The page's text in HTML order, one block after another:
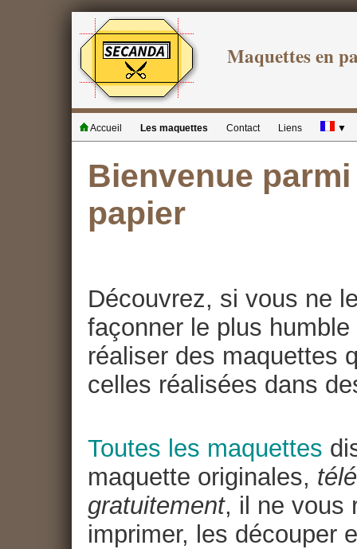
Maquettes en
Accueil Les maquettes Contact Liens ▼
Bienvenue
papier
Découvrez, si vous ne
façonner le plus
réaliser des maquettes
celles réalisées dans
Toutes les maquettes
maquette originales,
gratuitement, il ne vous
imprimer, les découper